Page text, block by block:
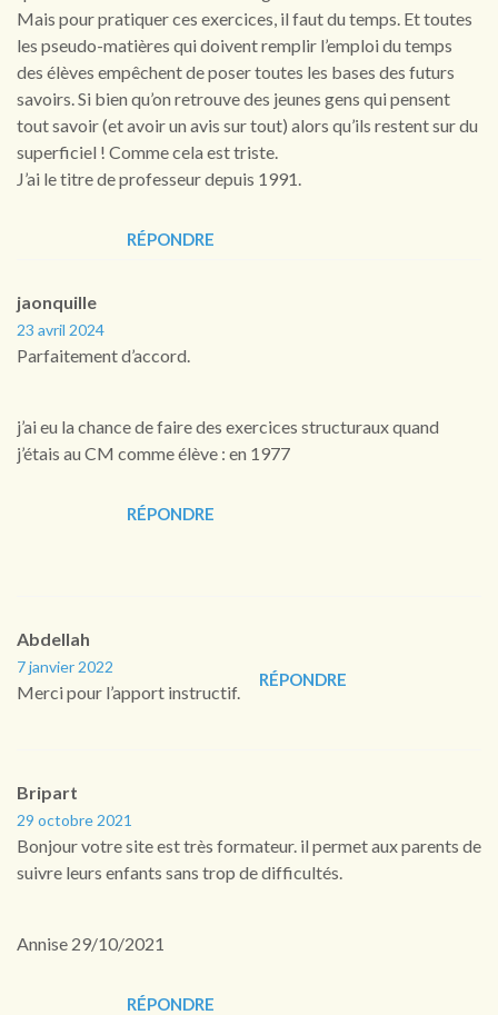
Mais pour pratiquer ces exercices, il faut du temps. Et toutes
les pseudo-matières qui doivent remplir l’emploi du temps
des élèves empêchent de poser toutes les bases des futurs
savoirs. Si bien qu’on retrouve des jeunes gens qui pensent
tout savoir (et avoir un avis sur tout) alors qu’ils restent sur du
superficiel ! Comme cela est triste.
J’ai le titre de professeur depuis 1991.
RÉPONDRE
jaonquille
23 avril 2024
Parfaitement d’accord.
j’ai eu la chance de faire des exercices structuraux quand
j’étais au CM comme élève : en 1977
RÉPONDRE
Abdellah
7 janvier 2022
Merci pour l’apport instructif.
RÉPONDRE
Bripart
29 octobre 2021
Bonjour votre site est très formateur. il permet aux parents de
suivre leurs enfants sans trop de difficultés.
Annise 29/10/2021
RÉPONDRE